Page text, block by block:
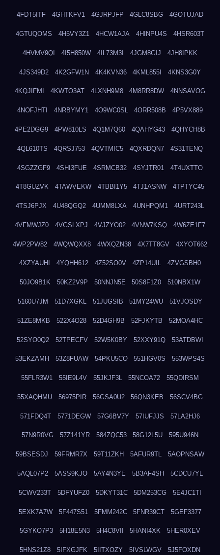
4FDT5ITF 4GHTKFV1 4GJRPJFP 4GLC8SBG 4GOTUJAD
4GTUQOMS 4H5VY3Z1 4HCW1AJA 4HINPU4S 4HSR603T
4HVMV9QI 4I5H850W 4IL73M3I 4JGM8GIJ 4JH8IPKK
4JS349D2 4K2GFW1N 4K4KVN36 4KML855I 4KNS3G0Y
4KQJIFMI 4KWTO3AT 4LXNH9M8 4M8RR8DW 4NNSAVOG
4NOFJHTI 4NRBYMY1 4O9WC0SL 4ORR508B 4P5VX889
4PE2DGG9 4PW810LS 4Q1M7Q60 4QAHYG43 4QHYCH8B
4QL610TS 4QRSJ753 4QVTMIC5 4QXRDQN7 4S31TENQ
4SGZZGF9 4SHI3FUE 4SRMCB32 4SYJTR01 4T4UXTTO
4T8GUZVK 4TAWVEKW 4TBBI1Y5 4TJ1ASNW 4TPTYC45
4TSJ6PJX 4U48QGQ2 4UMM8LXA 4UNHPQM1 4URT243L
4VFMWJZ0 4VGSLXPJ 4VJZYO02 4VNW7KSQ 4W6ZE1F7
4WP2PW82 4WQWQXX8 4WXQZN38 4X7TT8GV 4XYOT662
4XZYAUHI 4YQHH612 4Z52SO0V 4ZP14UIL 4ZVGSBH0
50JO9B1K 50KZ2V9P 50NNJN5E 50S8F1Z0 510NBX1W
5160U7JM 51D7XGKL 51JUGSIB 51MY24WU 51VJOSDY
51ZE8MKB 522X4O28 52D4GH9B 52FJKYTB 52MOA4HC
52SYO0Q2 52TPECFV 52W5K0BY 52XXY91Q 53ATDBWI
53EKZAMH 53Z8FUAW 54PKU5CO 551HGV0S 553WPS4S
55FLR3W1 55IE9L4V 55JKJF3L 55NCOA72 55QDIRSM
55XAQHMU 56975PIR 56GSA0U2 56QN3KEB 56SCV4BG
571FDQ4T 5771DEGW 57G6BV7Y 57IUFJJS 57LA2HJ6
57N9R0VG 57Z141YR 584ZQC53 58G12L5U 595U946N
59BSESDJ 59FRMR7X 59T11ZKH 5AFUR9TL 5AOPNSAW
5AQL07P2 5ASS9KJO 5AY4N3YE 5B3AF4SH 5CDCU7YL
5CWV233T 5DFYUFZ0 5DKYT31C 5DM253CG 5E4JC1TI
5EXK7A7W 5F447S51 5FMM242C 5FNR39CT 5GEF3377
5GYKO7P3 5H18E5N3 5H4C8VII 5HANI4XK 5HER0XEV
5HNS21Z8 5IFXGJFK 5IITXOZY 5IVSLWGV 5J5FOXDN